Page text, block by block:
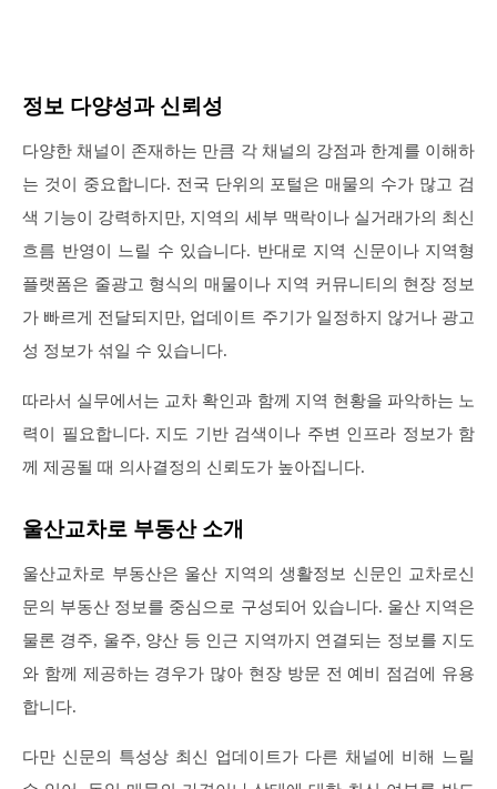
정보 다양성과 신뢰성
다양한 채널이 존재하는 만큼 각 채널의 강점과 한계를 이해하
는 것이 중요합니다. 전국 단위의 포털은 매물의 수가 많고 검
색 기능이 강력하지만, 지역의 세부 맥락이나 실거래가의 최신
흐름 반영이 느릴 수 있습니다. 반대로 지역 신문이나 지역형
플랫폼은 줄광고 형식의 매물이나 지역 커뮤니티의 현장 정보
가 빠르게 전달되지만, 업데이트 주기가 일정하지 않거나 광고
성 정보가 섞일 수 있습니다.
따라서 실무에서는 교차 확인과 함께 지역 현황을 파악하는 노
력이 필요합니다. 지도 기반 검색이나 주변 인프라 정보가 함
께 제공될 때 의사결정의 신뢰도가 높아집니다.
울산교차로 부동산 소개
울산교차로 부동산은 울산 지역의 생활정보 신문인 교차로신
문의 부동산 정보를 중심으로 구성되어 있습니다. 울산 지역은
물론 경주, 울주, 양산 등 인근 지역까지 연결되는 정보를 지도
와 함께 제공하는 경우가 많아 현장 방문 전 예비 점검에 유용
합니다.
다만 신문의 특성상 최신 업데이트가 다른 채널에 비해 느릴